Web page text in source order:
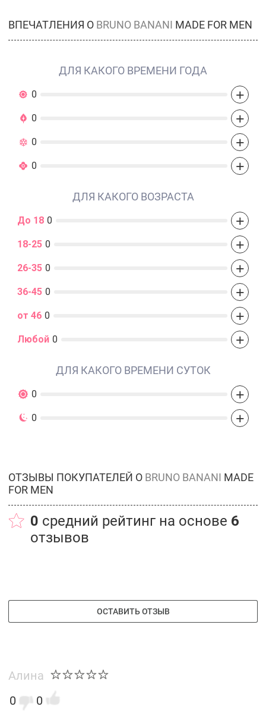
ВПЕЧАТЛЕНИЯ О BRUNO BANANI MADE FOR MEN
ДЛЯ КАКОГО ВРЕМЕНИ ГОДА
0 +
0 +
0 +
0 +
ДЛЯ КАКОГО ВОЗРАСТА
До 18 0 +
18-25 0 +
26-35 0 +
36-45 0 +
от 46 0 +
Любой 0 +
ДЛЯ КАКОГО ВРЕМЕНИ СУТОК
0 +
0 +
ОТЗЫВЫ ПОКУПАТЕЛЕЙ О BRUNO BANANI MADE
FOR MEN
0 средний рейтинг на основе 6
отзывов
ОСТАВИТЬ ОТЗЫВ
Алина
0
0